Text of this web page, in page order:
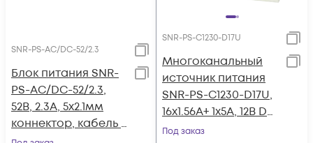
SNR-PS-AC/DC-52/2.3
Блок питания SNR-
PS-AC/DC-52/2.3,
52В, 2.3А, 5x2.1мм
коннектор, кабель с
SNR-PS-C1230-D17U
Многоканальный
источник питания
SNR-PS-C1230-D17U,
16x1.56А+ 1x5А, 12В DC,
30A, АКБ 2х9Ач (без
Под заказ